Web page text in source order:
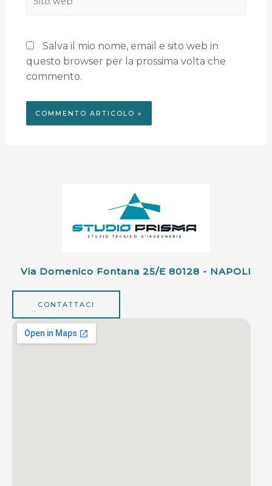
Salva il mio nome, email e sito web in
questo browser per la prossima volta che
commento.
Via Domenico Fontana 25/e 80128 - NAPOLI
CONTATTACI